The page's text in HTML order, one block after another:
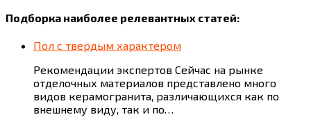
Подборка наиболее релевантных статей:
Пол с твердым характером
Рекомендации экспертов Сейчас на рынке
отделочных материалов представлено много
видов керамогранита, различающихся как по
внешнему виду, так и по…